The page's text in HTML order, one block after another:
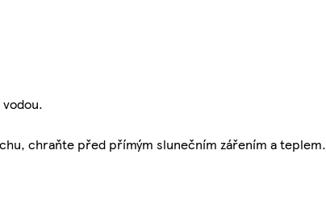
chraňte před přímým slunečním zářením a teplem.